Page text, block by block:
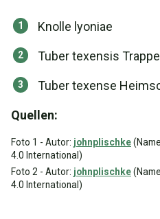
Knolle lyoniae
Tuber texensis
Tuber texense
Quellen:
Foto 1 - Autor: johnplischke
4.0 International)
Foto 2 - Autor: johnplischke
4.0 International)